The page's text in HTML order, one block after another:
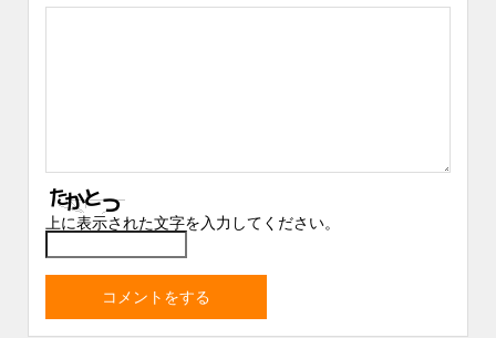
上に表示された文字を入力してください。